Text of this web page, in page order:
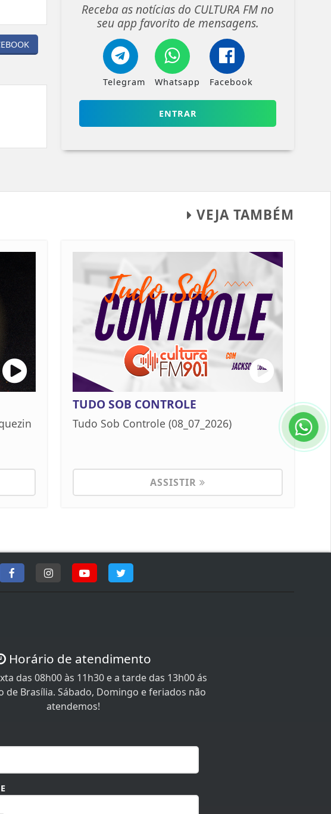
Receba as notícias do CULTURA FM no
seu app favorito de mensagens.
Telegram Whatsapp Facebook
ENTRAR
VEJA TAMBÉM
TUDO SOB CONTROLE
Tudo Sob Controle (08_07_2026)
ASSISTIR
Horário de atendimento
das 08h00 às 11h30 e a tarde das 13h00 ás
de Brasília. Sábado, Domingo e feriados não
atendemos!